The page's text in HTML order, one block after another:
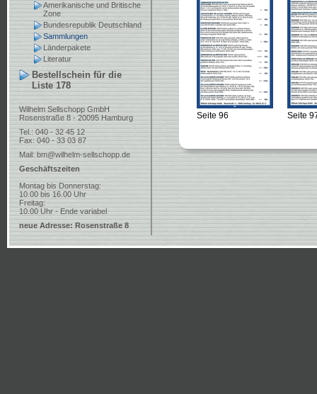
Amerikanische und Britische
Zone
Bundesrepublik Deutschland
Sammlungen
Länderpakete
Literatur
Bestellschein für die
Liste 178
Wilhelm Sellschopp GmbH
Rosenstraße 8 - 20095 Hamburg
Tel.: 040 - 32 45 12
Fax: 040 - 33 03 87
Mail: bm@wilhelm-sellschopp.de
Geschäftszeiten
Montag bis Donnerstag:
10.00 bis 16.00 Uhr
Freitag:
10.00 Uhr - Ende variabel
neue Adresse: Rosenstraße 8
Seite 96 Seite